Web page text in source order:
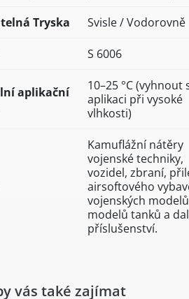
Tryska Svisle / Vodorovně
S 6006
aplikační
10–25 °C (vyhnout
aplikaci při vysoké
vlhkosti)
Kamuflážní nátěry
vojenské techniky,
vozidel, zbraní,
airsoftového
vojenských
modelů tanků a
příslušenství.
vás také zajímat